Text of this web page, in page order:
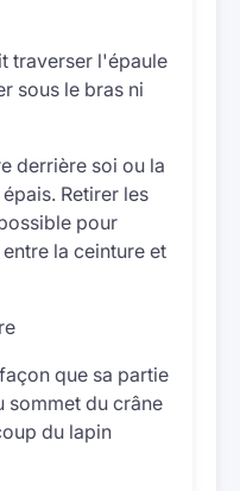
traverser l'épaule
sous le bras ni
derrière soi ou la
Retirer les
pour
la ceinture et
que sa partie
sommet du crâne
du lapin